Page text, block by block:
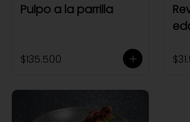
Pulpo a la parrilla
$135.500